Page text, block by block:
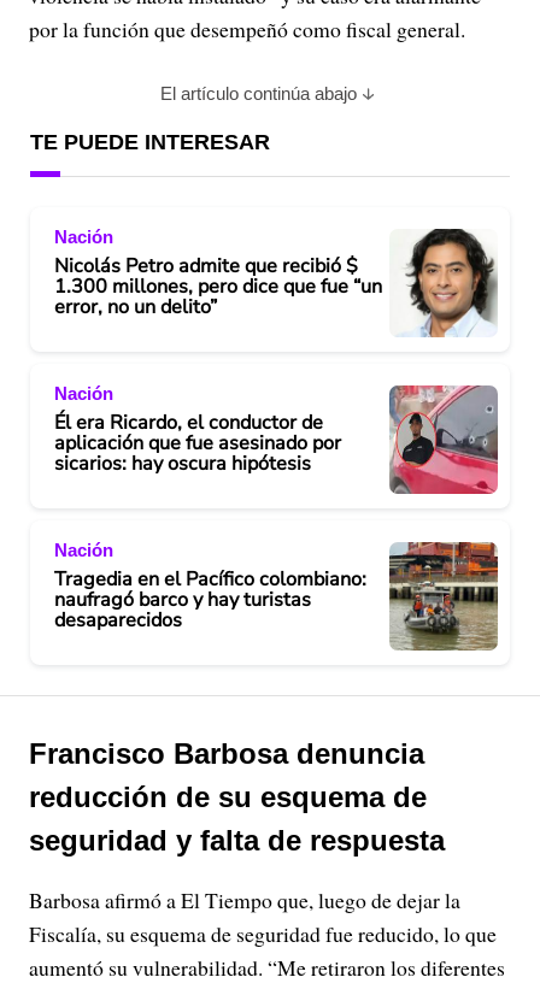
por la función que desempeñó como fiscal general.
El artículo continúa abajo
TE PUEDE INTERESAR
Nación
Nicolás Petro admite que recibió $
1.300 millones, pero dice que fue “un
error, no un delito”
Nación
Él era Ricardo, el conductor de
aplicación que fue asesinado por
sicarios: hay oscura hipótesis
Nación
Tragedia en el Pacífico colombiano:
naufragó barco y hay turistas
desaparecidos
Francisco Barbosa denuncia
reducción de su esquema de
seguridad y falta de respuesta
Barbosa afirmó a El Tiempo que, luego de dejar la
Fiscalía, su esquema de seguridad fue reducido, lo que
aumentó su vulnerabilidad. “Me retiraron los diferentes